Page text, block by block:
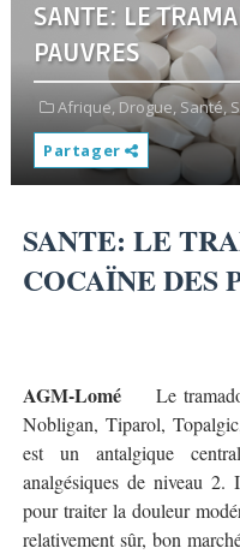
SANTE: LE
PAUVRES
Afrique, Drogue, Santé,
Partager
SANTE: LE
COCAÏNE DES
AGM-Lomé
Le
Nobligan, Tiparol,
est un antalgique
analgésiques de niveau
pour traiter la douleur
relativement sûr, bon